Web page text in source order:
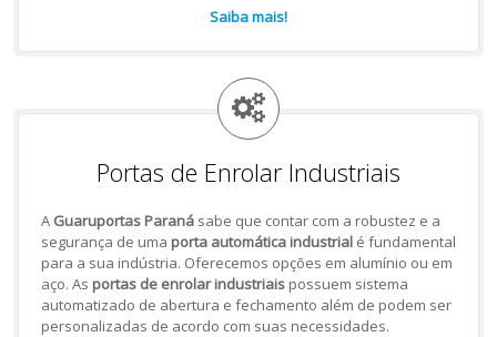
Saiba mais!
Portas de Enrolar Industriais
A Guaruportas Paranásabe que contar com a robustez e a
segurança de uma porta automática industrialé fundamental
para a sua indústria. Oferecemos opções em alumínio ou em
aço. As portas de enrolar industriaispossuem sistema
automatizado de abertura e fechamento além de podem ser
personalizadas de acordo com suas necessidades.